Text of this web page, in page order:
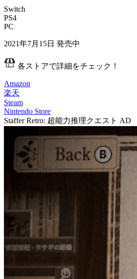
Switch
PS4
PC
2021年7月15日 発売中
各ストアで詳細をチェック！
Amazon
楽天
Steam
Nintendo Store
Staffer Retro: 超能力推理クエスト AD